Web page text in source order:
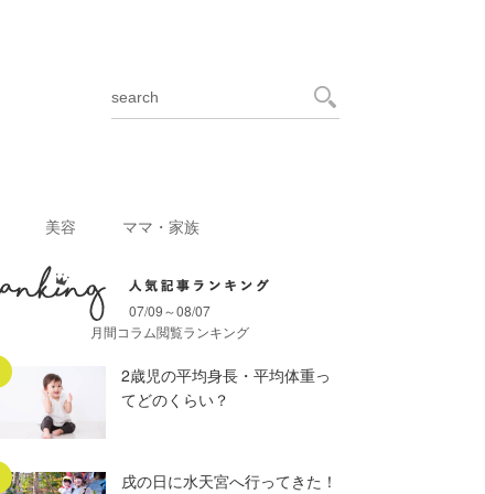
美容 ママ・家族
月間人気記事ランキング
07/09～08/07
月間コラム閲覧ランキング
2歳児の平均身長・平均体重っ
てどのくらい？
戌の日に水天宮へ行ってきた！